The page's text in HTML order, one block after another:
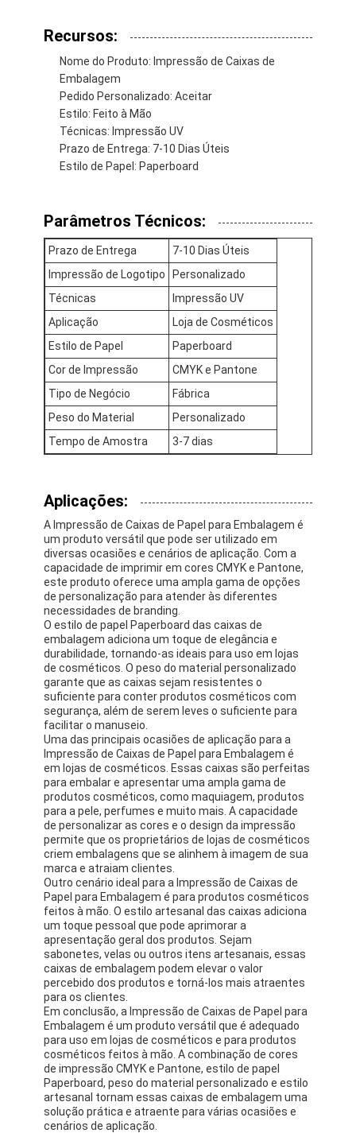
Contacte-nos
Notícias
Caixa de empacotamento cosmética
Caixa de embalagem de eletrônicos
sacos de papel do presente
Caixa de presente rígida
caixa de papel dobrável
caixa de exibição do contador
Atividades de distribuição
Saco de empacotamento da máscara facial
Impressão personalizada de brochuras
Pacote vermelho personalizado
Recursos:
Nome do Produto: Impressão de Caixas de
Embalagem
Pedido Personalizado: Aceitar
Estilo: Feito à Mão
Técnicas: Impressão UV
Prazo de Entrega: 7-10 Dias Úteis
Estilo de Papel: Paperboard
Parâmetros Técnicos:
Prazo de Entrega
7-10 Dias Úteis
Impressão de Logotipo
Personalizado
Técnicas
Impressão UV
Aplicação
Loja de Cosméticos
Estilo de Papel
Paperboard
Cor de Impressão
CMYK e Pantone
Tipo de Negócio
Fábrica
Peso do Material
Personalizado
Tempo de Amostra
3-7 dias
Aplicações:
A Impressão de Caixas de Papel para Embalagem é
um produto versátil que pode ser utilizado em
diversas ocasiões e cenários de aplicação. Com a
capacidade de imprimir em cores CMYK e Pantone,
este produto oferece uma ampla gama de opções
de personalização para atender às diferentes
necessidades de branding.
O estilo de papel Paperboard das caixas de
embalagem adiciona um toque de elegância e
durabilidade, tornando-as ideais para uso em lojas
de cosméticos. O peso do material personalizado
garante que as caixas sejam resistentes o
suficiente para conter produtos cosméticos com
segurança, além de serem leves o suficiente para
facilitar o manuseio.
Uma das principais ocasiões de aplicação para a
Impressão de Caixas de Papel para Embalagem é
em lojas de cosméticos. Essas caixas são perfeitas
para embalar e apresentar uma ampla gama de
produtos cosméticos, como maquiagem, produtos
para a pele, perfumes e muito mais. A capacidade
de personalizar as cores e o design da impressão
permite que os proprietários de lojas de cosméticos
criem embalagens que se alinhem à imagem de sua
marca e atraiam clientes.
Outro cenário ideal para a Impressão de Caixas de
Papel para Embalagem é para produtos cosméticos
feitos à mão. O estilo artesanal das caixas adiciona
um toque pessoal que pode aprimorar a
apresentação geral dos produtos. Sejam
sabonetes, velas ou outros itens artesanais, essas
caixas de embalagem podem elevar o valor
percebido dos produtos e torná-los mais atraentes
para os clientes.
Em conclusão, a Impressão de Caixas de Papel para
Embalagem é um produto versátil que é adequado
para uso em lojas de cosméticos e para produtos
cosméticos feitos à mão. A combinação de cores
de impressão CMYK e Pantone, estilo de papel
Paperboard, peso do material personalizado e estilo
artesanal tornam essas caixas de embalagem uma
solução prática e atraente para várias ocasiões e
cenários de aplicação.